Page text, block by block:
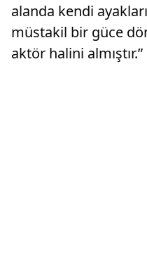
alanda kendi
müstakil bir güce
aktör halini